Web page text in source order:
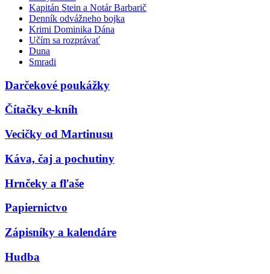
Kapitán Stein a Notár Barbarič
Denník odvážneho bojka
Krimi Dominika Dána
Učím sa rozprávať
Duna
Smradi
Darčekové poukážky
Čítačky e-kníh
Vecičky od Martinusu
Káva, čaj a pochutiny
Hrnčeky a fľaše
Papiernictvo
Zápisníky a kalendáre
Hudba